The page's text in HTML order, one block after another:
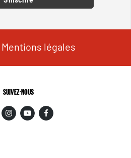
Mentions légales
SUIVEZ-NOUS